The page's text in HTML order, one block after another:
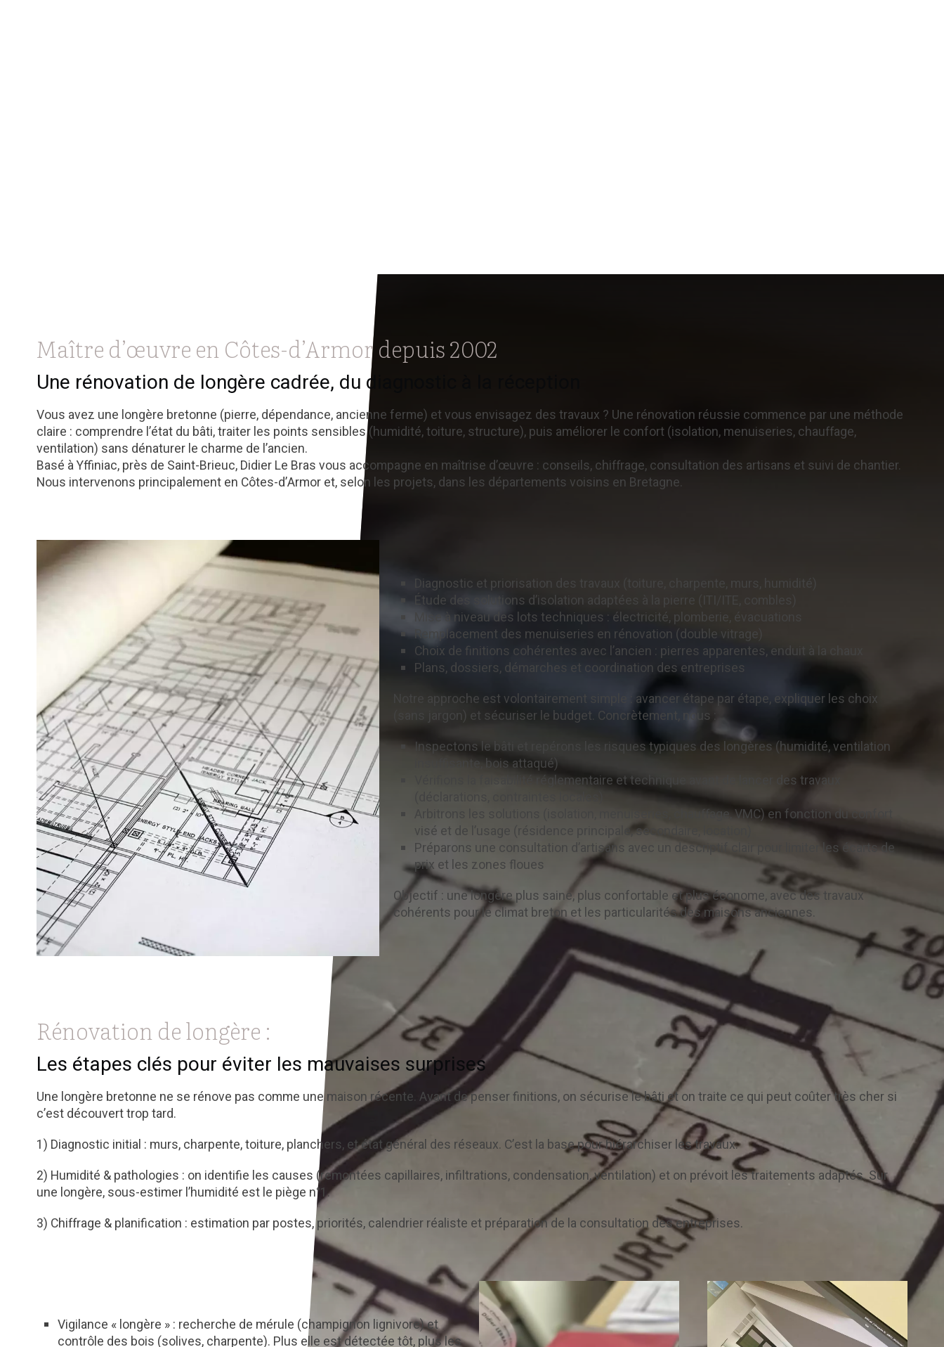
Maître d’œuvre en Côtes-d’Armor depuis 2002
Une rénovation de longère cadrée, du diagnostic à la réception
Vous avez une longère bretonne (pierre, dépendance, ancienne ferme) et vous envisagez des travaux ? Une rénovation réussie commence par une méthode
claire : comprendre l’état du bâti, traiter les points sensibles (humidité, toiture, structure), puis améliorer le confort (isolation, menuiseries, chauffage,
ventilation) sans dénaturer le charme de l’ancien.
Basé à Yffiniac, près de Saint-Brieuc, Didier Le Bras vous accompagne en maîtrise d’œuvre : conseils, chiffrage, consultation des artisans et suivi de chantier.
Nous intervenons principalement en Côtes-d’Armor et, selon les projets, dans les départements voisins en Bretagne.
Diagnostic et priorisation des travaux (toiture, charpente, murs, humidité)
Étude des solutions d’isolation adaptées à la pierre (ITI/ITE, combles)
Mise à niveau des lots techniques : électricité, plomberie, évacuations
Remplacement des menuiseries en rénovation (double vitrage)
Choix de finitions cohérentes avec l’ancien : pierres apparentes, enduit à la chaux
Plans, dossiers, démarches et coordination des entreprises
Notre approche est volontairement simple : avancer étape par étape, expliquer les choix
(sans jargon) et sécuriser le budget. Concrètement, nous :
Inspectons le bâti et repérons les risques typiques des longères (humidité, ventilation
insuffisante, bois attaqué)
Vérifions la faisabilité réglementaire et technique avant de lancer des travaux
Arbitrons les solutions (isolation, menuiseries, chauffage, VMC) en fonction du confort
visé et de l’usage (résidence principale, secondaire, location)
Préparons une consultation d’artisans avec un descriptif clair pour limiter les écarts de
prix et les zones floues
Objectif : une longère plus saine, plus confortable et plus économe, avec des travaux
cohérents pour le climat breton et les particularités des maisons anciennes.
Rénovation de longère :
Les étapes clés pour éviter les mauvaises surprises
Une longère bretonne ne se rénove pas comme une maison récente. Avant de penser finitions, on sécurise le bâti et on traite ce qui peut coûter très cher si
c’est découvert trop tard.
1) Diagnostic initial : murs, charpente, toiture, planchers, et état général des réseaux. C’est la base pour hiérarchiser les travaux.
2) Humidité & pathologies : on identifie les causes (remontées capillaires, infiltrations, condensation, ventilation) et on prévoit les traitements adaptés. Sur
une longère, sous-estimer l’humidité est le piège n°1.
3) Chiffrage & planification : estimation par postes, priorités, calendrier réaliste et préparation de la consultation des entreprises.
Vigilance « longère » : recherche de mérule (champignon lignivore) et
contrôle des bois (solives, charpente). Plus elle est détectée tôt, plus les